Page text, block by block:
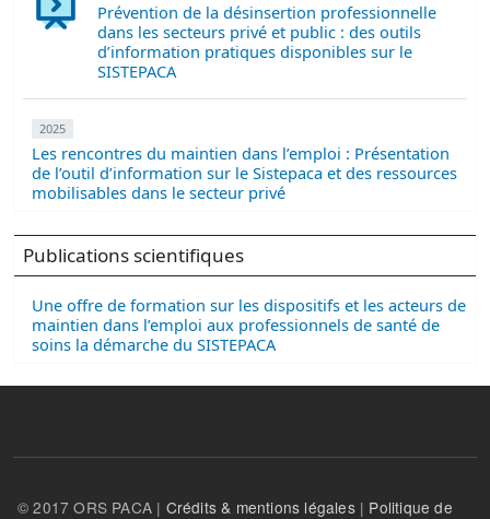
Prévention de la désinsertion professionnelle
dans les secteurs privé et public : des outils
d’information pratiques disponibles sur le
SISTEPACA
2025
Les rencontres du maintien dans l’emploi : Présentation
de l’outil d’information sur le Sistepaca et des ressources
mobilisables dans le secteur privé
Publications scientifiques
Une offre de formation sur les dispositifs et les acteurs de
maintien dans l’emploi aux professionnels de santé de
soins la démarche du SISTEPACA
© 2017 ORS PACA | Crédits & mentions légales| Politique de